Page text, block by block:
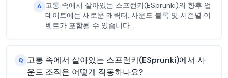
A 고통 속에서 살아있는 스프런키(ESprunki)의 향후 업
데이트에는 새로운 캐릭터, 사운드 블록 및 시즌별 이
벤트가 포함될 수 있습니다.
Q 고통 속에서 살아있는 스프런키(ESprunki)에서 사
운드 조작은 어떻게 작동하나요?